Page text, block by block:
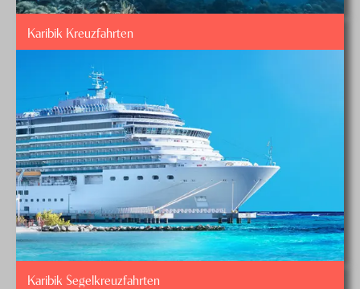
Karibik Kreuzfahrten
Karibik Segelkreuzfahrten